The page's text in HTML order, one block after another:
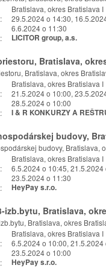
Bratislava, okres Bratislava I
29.5.2024 o 14:30,
6.6.2024 o 11:30
LICITOR group, a.s.
Bratislava,
Bratislava, okres
Bratislava, okres Bratislava I
21.5.2024 o 10:00,
28.5.2024 o 10:00
I & R KONKURZY A
budovy,
budovy, Bratislava,
Bratislava, okres Bratislava I
6.5.2024 o 10:45, 21.5.2024
23.5.2024 o 11:30
HeyPay s.r.o.
izb.bytu, Bratislava,
Bratislava, okres
Bratislava, okres Bratislava I
6.5.2024 o 10:00, 21.5.2024
23.5.2024 o 10:00
HeyPay s.r.o.